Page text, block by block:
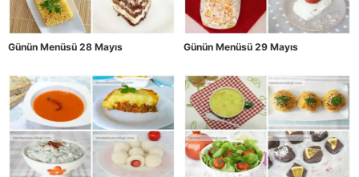
Günün Menüsü 28 Mayıs Günün Menüsü 29 Mayıs